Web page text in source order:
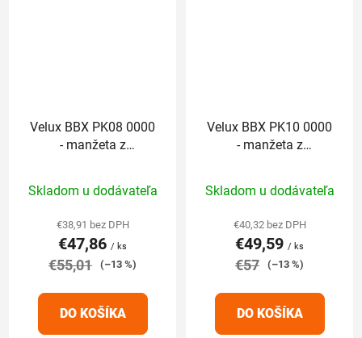
Velux BBX PK08 0000
- manžeta z
hodnotenie
produktu
je
5,0
5
hviezdičiek.
Skladom u dodávateľa
€38,91 bez DPH
€47,86 / ks
€55,01 (–13 %)
DO KOŠÍKA
Velux BBX PK10 0000
- manžeta z
hodnotenie
produktu
je
5,0
5
hviezdičiek.
Skladom u dodávateľa
€40,32 bez DPH
€49,59 / ks
€57 (–13 %)
DO KOŠÍKA